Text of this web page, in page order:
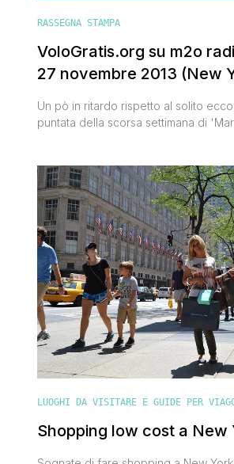
RASSEGNA STAMPA
VoloGratis.org su m2o
27 novembre 2013 (New
Un pò in ritardo rispetto al solito
puntata della scorsa settimana di
possibile. Se vi siete persi la diretta
streaming in qualsiasi [']
LUOGHI DA VISITARE E GUIDE PER
Shopping low cost a New